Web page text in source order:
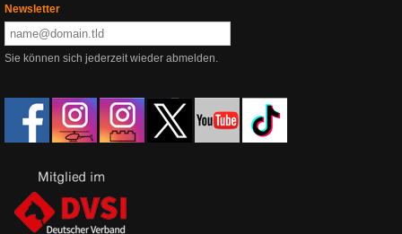
Newsletter
Sie können sich jederzeit wieder abmelden.